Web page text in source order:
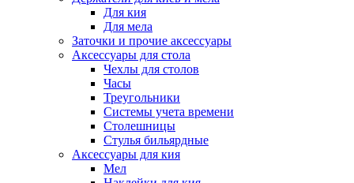
Для кия
Для мела
Заточки и прочие аксессуары
Аксессуары для стола
Чехлы для столов
Часы
Треугольники
Системы учета времени
Столешницы
Стулья бильярдные
Аксессуары для кия
Мел